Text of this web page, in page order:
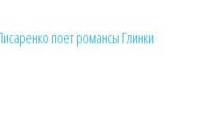
поет романсы Глинки